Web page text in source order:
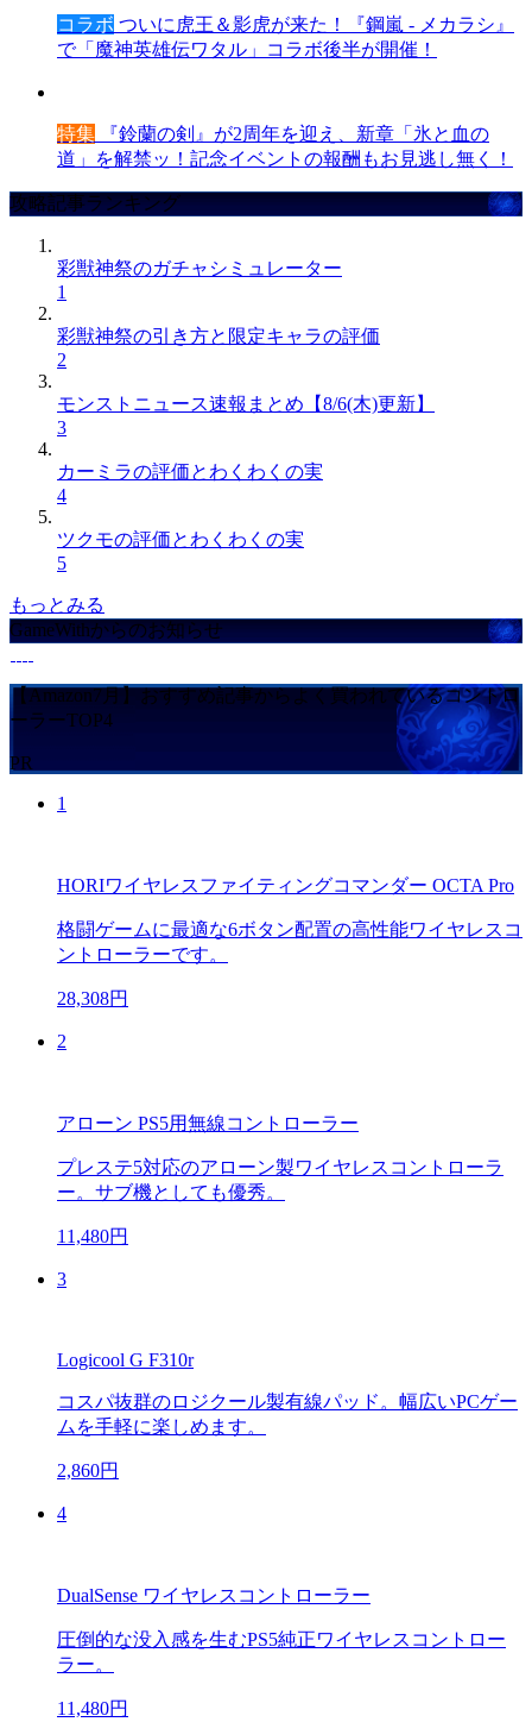
コラボ ついに虎王＆影虎が来た！『鋼嵐 - メカラシ』
で「魔神英雄伝ワタル」コラボ後半が開催！
特集 『鈴蘭の剣』が2周年を迎え、新章「氷と血の
道」を解禁ッ！記念イベントの報酬もお見逃し無く！
攻略記事ランキング
彩獣神祭のガチャシミュレーター
1
彩獣神祭の引き方と限定キャラの評価
2
モンストニュース速報まとめ【8/6(木)更新】
3
カーミラの評価とわくわくの実
4
ツクモの評価とわくわくの実
5
もっとみる
GameWithからのお知らせ
【Amazon7月】おすすめ記事からよく買われているコントロ
ーラーTOP4
PR
1
HORIワイヤレスファイティングコマンダー OCTA Pro
格闘ゲームに最適な6ボタン配置の高性能ワイヤレスコ
ントローラーです。
28,308円
2
アローン PS5用無線コントローラー
プレステ5対応のアローン製ワイヤレスコントローラ
ー。サブ機としても優秀。
11,480円
3
Logicool G F310r
コスパ抜群のロジクール製有線パッド。幅広いPCゲー
ムを手軽に楽しめます。
2,860円
4
DualSense ワイヤレスコントローラー
圧倒的な没入感を生むPS5純正ワイヤレスコントロー
ラー。
11,480円